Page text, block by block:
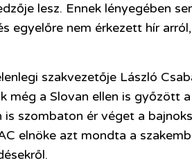
lesz. Ennek lényegében
egyelőre nem érkezett hír
szakvezetője László
még a Slovan ellen is győzött
szombaton ér véget a
elnöke azt mondta a